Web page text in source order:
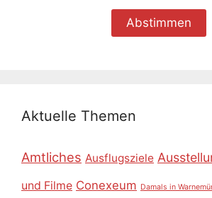
Aktuelle Themen
Amtliches Ausflugsziele
und Filme Conexeum Damals in